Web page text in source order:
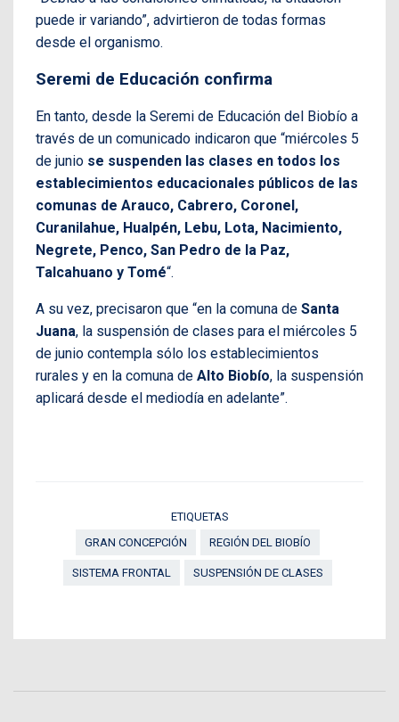
puede ir variando”, advirtieron de todas formas
desde el organismo.
Seremi de Educación confirma
En tanto, desde la Seremi de Educación del Biobío a
través de un comunicado indicaron que “miércoles 5
de junio se suspenden las clases en todos los
establecimientos educacionales públicos de las
comunas de Arauco, Cabrero, Coronel,
Curanilahue, Hualpén, Lebu, Lota, Nacimiento,
Negrete, Penco, San Pedro de la Paz,
Talcahuano y Tomé“.
A su vez, precisaron que “en la comuna de Santa
Juana, la suspensión de clases para el miércoles 5
de junio contempla sólo los establecimientos
rurales y en la comuna de Alto Biobío, la suspensión
aplicará desde el mediodía en adelante”.
ETIQUETAS
GRAN CONCEPCIÓN
REGIÓN DEL BIOBÍO
SISTEMA FRONTAL SUSPENSIÓN DE CLASES